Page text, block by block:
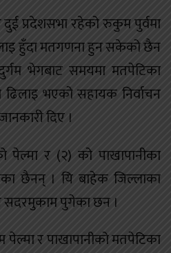
दुई प्रदेशसभा रहेको रुकुम पुर्वमा
हुँदा मतगणना हुन सकेको छैन
भेगबाट समयमा मतपेटिका
भएको सहायक निर्वाचन
दिए ।
पेल्मा र (२) को पाखापानीका
छैनन् । यि बाहेक जिल्लाका
सदरमुकाम पुगेका छन ।
र पाखापानीको मतपेटिका